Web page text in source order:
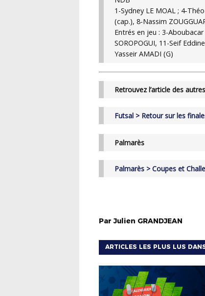
1-Sydney LE MOAL ; 4-
(cap.), 8-Nassim
Entrés en jeu : 3-
SOROPOGUI, 11-Seif
Yasseir AMADI (G)
Retrouvez l’article des
Futsal > Retour sur les
Palmarès
Palmarès > Coupes et
ParJulien GRANDJEAN
ARTICLES LES PLUS LUS